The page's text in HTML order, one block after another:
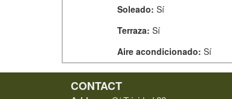
Soleado: Sí
Terraza: Sí
Aire acondicionado: Sí
CONTACT